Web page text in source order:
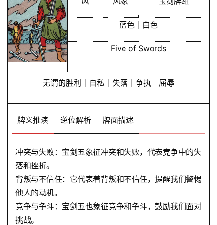
会
员
蓝色｜白色
Five of Swords
无谓的胜利｜自私｜失落｜争执｜屈辱
牌义推演 逆位解析 牌面描述
冲突与失败：宝剑五象征冲突和失败，代表竞争中的失
落和挫折。
背叛与不信任：它代表着背叛和不信任，提醒我们警惕
他人的动机。
竞争与争斗：宝剑五也象征竞争和争斗，鼓励我们面对
挑战。